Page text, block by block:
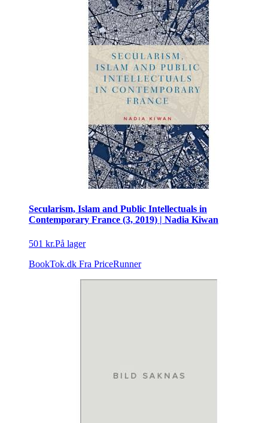
Secularism, Islam and Public Intellectuals in
Contemporary France (3, 2019) | Nadia Kiwan
501 kr.På lager
BookTok.dk Fra PriceRunner